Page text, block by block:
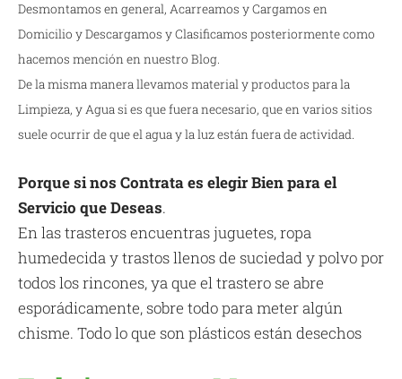
Desmontamos en general, Acarreamos y Cargamos en
Domicilio y Descargamos y Clasificamos posteriormente como
hacemos mención en nuestro Blog.
De la misma manera llevamos material y productos para la
Limpieza, y Agua si es que fuera necesario, que en varios sitios
suele ocurrir de que el agua y la luz están fuera de actividad.
Porque si nos Contrata es elegir Bien para el
Servicio que Deseas.
En las trasteros encuentras juguetes, ropa
humedecida y trastos llenos de suciedad y polvo por
todos los rincones, ya que el trastero se abre
esporádicamente, sobre todo para meter algún
chisme. Todo lo que son plásticos están desechos